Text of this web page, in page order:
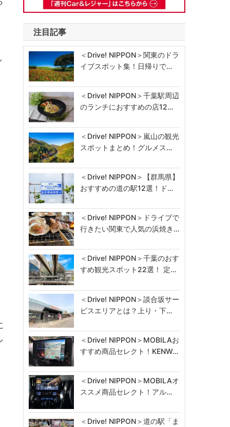
注目記事
＜Drive! NIPPON＞関東のドラ
イブスポット集！日帰りで…
＜Drive! NIPPON＞千葉駅周辺
のランチにおすすめの店12…
＜Drive! NIPPON＞嵐山の観光
スポットまとめ！グルメス…
＜Drive! NIPPON＞【群馬県】
おすすめの道の駅12選！ド…
＜Drive! NIPPON＞ドライブで
行きたい関東で人気の浜焼き…
＜Drive! NIPPON＞千葉のおす
すめ観光スポット22選！ 定…
＜Drive! NIPPON＞談合坂サー
ビスエリアとは？上り・下…
＜Drive! NIPPON＞MOBILAお
すすめ商品セレクト！KENW…
＜Drive! NIPPON＞MOBILAオ
ススメ商品セレクト！アル…
＜Drive! NIPPON＞道の駅「ま